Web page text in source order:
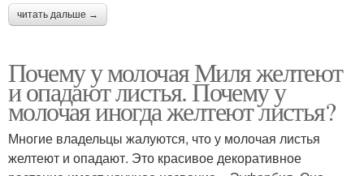
читать дальше →
Почему у молочая Миля желтеют
и опадают листья. Почему у
молочая иногда желтеют листья?
Многие владельцы жалуются, что у молочая листья
желтеют и опадают. Это красивое декоративное